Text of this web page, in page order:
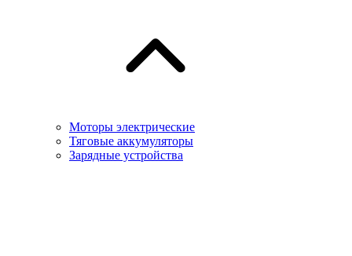
Моторы электрические
Тяговые аккумуляторы
Зарядные устройства